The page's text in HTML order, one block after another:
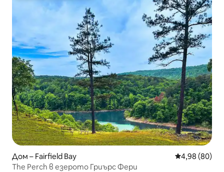
Дом – Fairfield Bay Средна
4,98 (80)
The Perch в езерото Гриърс Фери